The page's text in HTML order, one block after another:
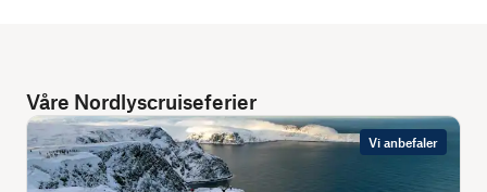
Våre Nordlyscruiseferier
Vi anbefaler